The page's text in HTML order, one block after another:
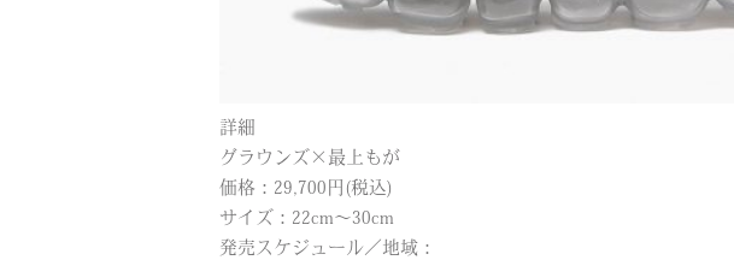
詳細
グラウンズ×最上もが
価格：29,700円(税込)
サイズ：22cm～30cm
発売スケジュール／地域：